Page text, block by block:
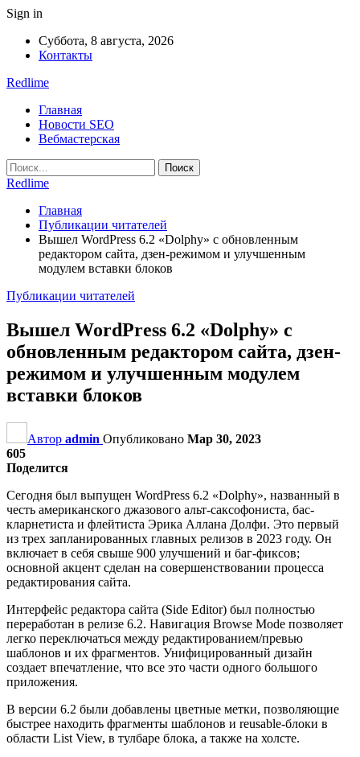
Sign in
Суббота, 8 августа, 2026
Контакты
Redlime
Главная
Новости SEO
Вебмастерская
Redlime
Главная
Публикации читателей
Вышел WordPress 6.2 «Dolphy» с обновленным
редактором сайта, дзен-режимом и улучшенным
модулем вставки блоков
Публикации читателей
Вышел WordPress 6.2 «Dolphy» с
обновленным редактором сайта, дзен-
режимом и улучшенным модулем
вставки блоков
Автор admin Опубликовано Мар 30, 2023
605
Поделится
Сегодня был выпущен WordPress 6.2 «Dolphy», названный в
честь американского джазового альт-саксофониста, бас-
кларнетиста и флейтиста Эрика Аллана Долфи. Это первый
из трех запланированных главных релизов в 2023 году. Он
включает в себя свыше 900 улучшений и баг-фиксов;
основной акцент сделан на совершенствовании процесса
редактирования сайта.
Интерфейс редактора сайта (Side Editor) был полностью
переработан в релизе 6.2. Навигация Browse Mode позволяет
легко переключаться между редактированием/превью
шаблонов и их фрагментов. Унифицированный дизайн
создает впечатление, что все это части одного большого
приложения.
В версии 6.2 были добавлены цветные метки, позволяющие
быстрее находить фрагменты шаблонов и reusable-блоки в
области List View, в тулбаре блока, а также на холсте.